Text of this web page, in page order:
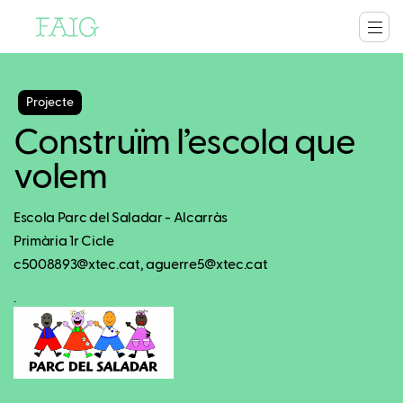
Projecte
Construïm l’escola que
volem
Escola Parc del Saladar - Alcarràs
Primària 1r Cicle
c5008893@xtec.cat, aguerre5@xtec.cat
.